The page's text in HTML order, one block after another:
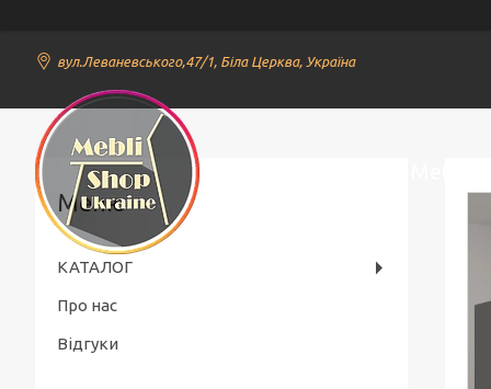
вул.Леваневського,47/1, Біла Церква, Україна
КАТАЛОГ
Про нас
Відгуки